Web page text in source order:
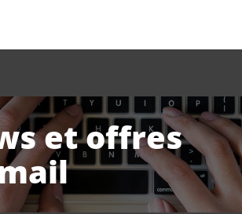
et offres